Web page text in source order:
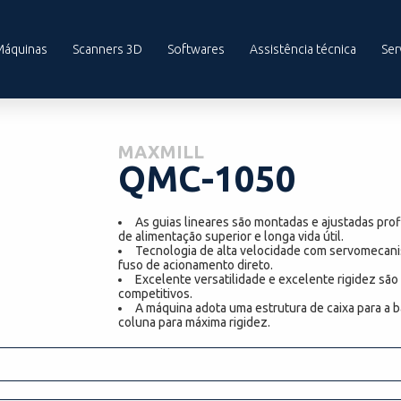
Scanners 3D Softwares Assistência técnica
MAXMILL
QMC-1050
As guias lineares são montadas e ajustadas
de alimentação superior e longa vida útil.
Tecnologia de alta velocidade com
fuso de acionamento direto.
Excelente versatilidade e excelente rigidez
competitivos.
A máquina adota uma estrutura de caixa para a
coluna para máxima rigidez.